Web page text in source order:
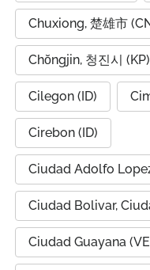
Chuxiong, 楚雄市
Chŏngjin, 청진시 (KP)
Cilegon (ID)
Cirebon (ID)
Ciudad Adolfo
Ciudad Bolivar,
Ciudad Guayana